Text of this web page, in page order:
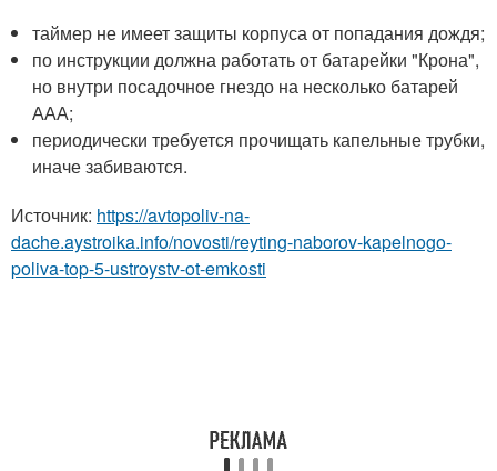
таймер не имеет защиты корпуса от попадания дождя;
по инструкции должна работать от батарейки "Крона",
но внутри посадочное гнездо на несколько батарей
ААА;
периодически требуется прочищать капельные трубки,
иначе забиваются.
Источник: https://avtopoliv-na-
dache.aystroika.info/novosti/reyting-naborov-kapelnogo-
poliva-top-5-ustroystv-ot-emkosti